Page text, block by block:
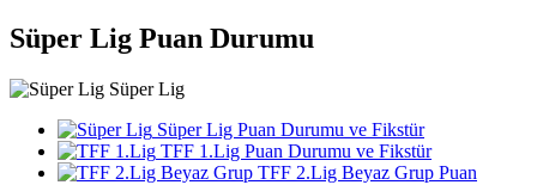
Süper Lig Puan Durumu
Süper Lig
Süper Lig Puan Durumu ve Fikstür
TFF 1.Lig Puan Durumu ve Fikstür
TFF 2.Lig Beyaz Grup Puan